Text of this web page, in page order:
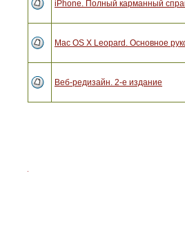
iPhone. Полный карманный
Mac OS X Leopard. Основное
Веб-редизайн. 2-е издание